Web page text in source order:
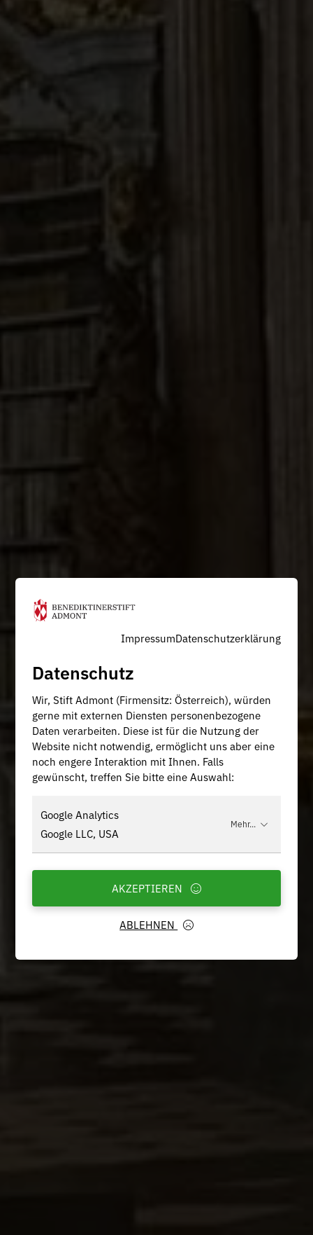
ImpressumDatenschutzerklärung
Datenschutz
Wir, Stift Admont (Firmensitz: Österreich), würden
gerne mit externen Diensten personenbezogene
Daten verarbeiten. Diese ist für die Nutzung der
Website nicht notwendig, ermöglicht uns aber eine
noch engere Interaktion mit Ihnen. Falls
gewünscht, treffen Sie bitte eine Auswahl:
Google Analytics
Google LLC, USA
Mehr...
ABLEHNEN
AKZEPTIEREN